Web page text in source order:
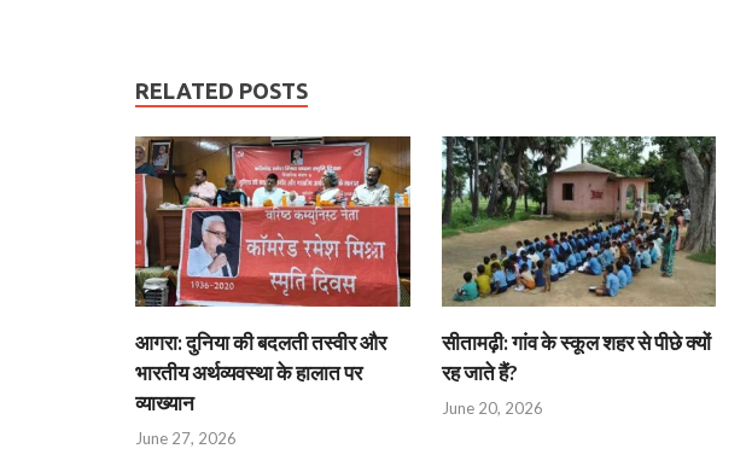
RELATED POSTS
आगरा: दुनिया की बदलती तस्वीर और
भारतीय अर्थव्यवस्था के हालात पर
व्याख्यान
June 27, 2026
सीतामढ़ी: गांव के स्कूल शहर से पीछे क्यों
रह जाते हैं?
June 20, 2026